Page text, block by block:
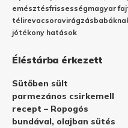
emésztésfrissességmagyar
télirevacsoravirágzás
jótékony hatások
Éléstárba érkezett
Sütőben sült
parmezános csirkemell
recept – Ropogós
bundával, olajban sütés